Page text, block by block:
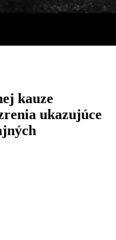
kauze
ukazujúce